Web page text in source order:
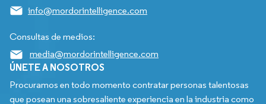
info@mordorintelligence.com
Consultas de medios:
media@mordorintelligence.com
ÚNETE A NOSOTROS
Procuramos en todo momento contratar personas talentosas
que posean una sobresaliente experiencia en la industria como